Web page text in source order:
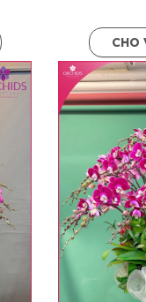
hoàn toàn thủ
quan, tùy
độ giống mẫu
khách hàng để
không liên lạc
CHO